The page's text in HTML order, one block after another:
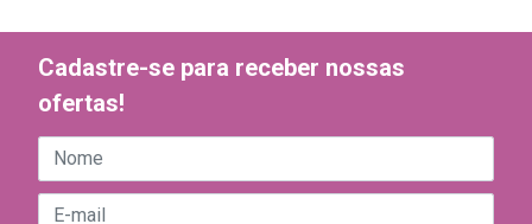
Cadastre-se para receber nossas
ofertas!